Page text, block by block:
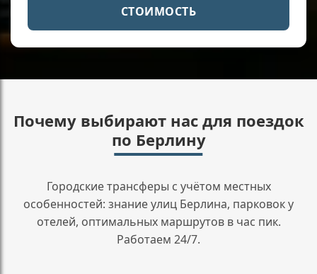
СТОИМОСТЬ
Почему выбирают нас для поездок
по Берлину
Городские трансферы с учётом местных
особенностей: знание улиц Берлина, парковок у
отелей, оптимальных маршрутов в час пик.
Работаем 24/7.